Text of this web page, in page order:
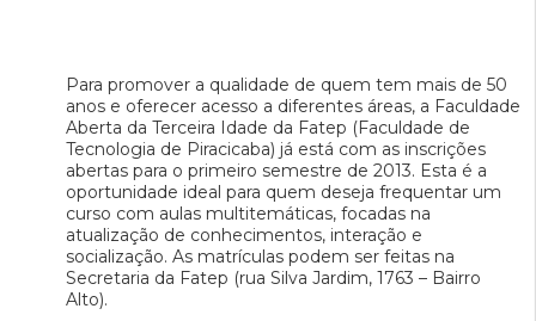
Para promover a qualidade de quem tem mais de 50
anos e oferecer acesso a diferentes áreas, a Faculdade
Aberta da Terceira Idade da Fatep (Faculdade de
Tecnologia de Piracicaba) já está com as inscrições
abertas para o primeiro semestre de 2013. Esta é a
oportunidade ideal para quem deseja frequentar um
curso com aulas multitemáticas, focadas na
atualização de conhecimentos, interação e
socialização. As matrículas podem ser feitas na
Secretaria da Fatep (rua Silva Jardim, 1763 – Bairro
Alto).